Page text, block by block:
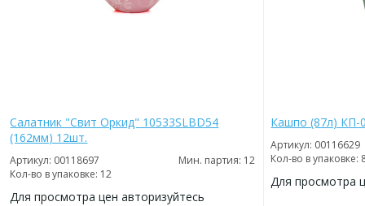
Салатник "Свит Оркид" 10533SLBD54
(162мм) 12шт.
Артикул: 00118697
Мин. партия: 12
Кол-во в упаковке: 12
Для просмотра цен авторизуйтесь
Кашпо (87л) КП-
Артикул: 00116629
Кол-во в упаковке:
Для просмотра